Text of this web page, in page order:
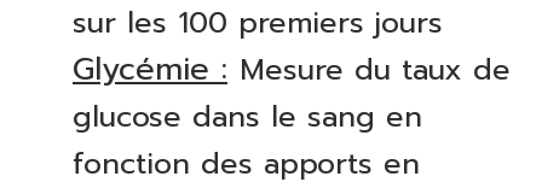
sur les 100 premiers jours
Glycémie : Mesure du taux de
glucose dans le sang en
fonction des apports en